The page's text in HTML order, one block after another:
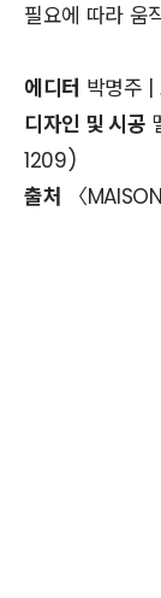
필요에 따라 움
에디터 박명주 |
디자인 및 시공
1209)
출처 〈